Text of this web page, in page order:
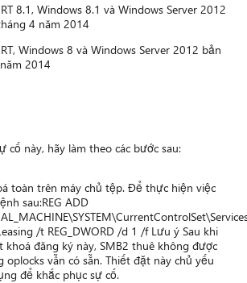
8.1, Windows 8.1 và Windows Server 2012
4 năm 2014
Windows 8 và Windows Server 2012 bản
2014
cố này, hãy làm theo các bước sau:
toàn trên máy chủ tệp. Để thực hiện việc
sau:REG ADD
/t REG_DWORD /d 1 /f Lưu ý Sau khi
khoá đăng ký này, SMB2 thuê không được
oplocks vẫn có sẵn. Thiết đặt này chủ yếu
để khắc phục sự cố.